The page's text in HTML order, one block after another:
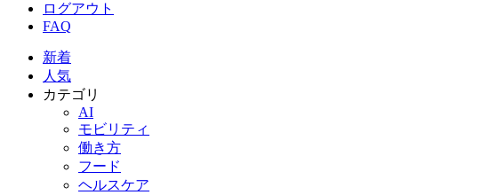
ログアウト
FAQ
新着
人気
カテゴリ
AI
モビリティ
働き方
フード
ヘルスケア